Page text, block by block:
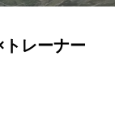
レーナー